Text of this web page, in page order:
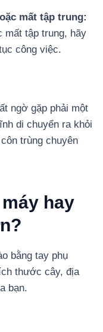
mất tập trung:
mất tập trung, hãy
công việc.
ngờ gặp phải một
di chuyển ra khỏi
trùng chuyên
hay
bằng tay phụ
thước cây, địa
bạn.